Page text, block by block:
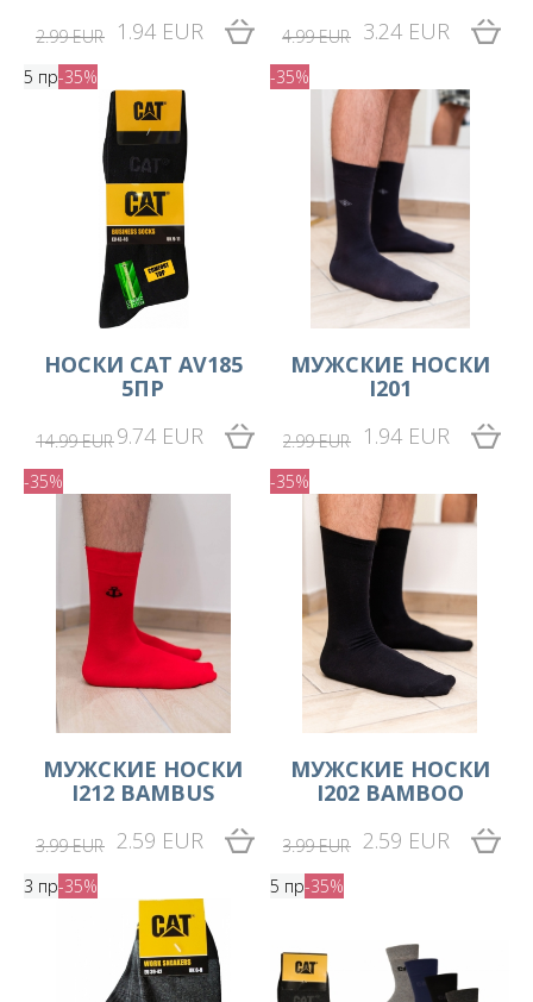
2.99 EUR 1.94 EUR 4.99 EUR 3.24 EUR
5 пр-35%
НОСКИ CAT AV185
5ПР
14.99 EUR 9.74 EUR
-35%
MУЖСКИЕ НОСКИ
I201
2.99 EUR 1.94 EUR
-35%
MУЖСКИЕ НОСКИ
I212 BAMBUS
3.99 EUR 2.59 EUR
-35%
MУЖСКИЕ НОСКИ
I202 BAMBOO
3.99 EUR 2.59 EUR
3 пр-35% 5 пр-35%